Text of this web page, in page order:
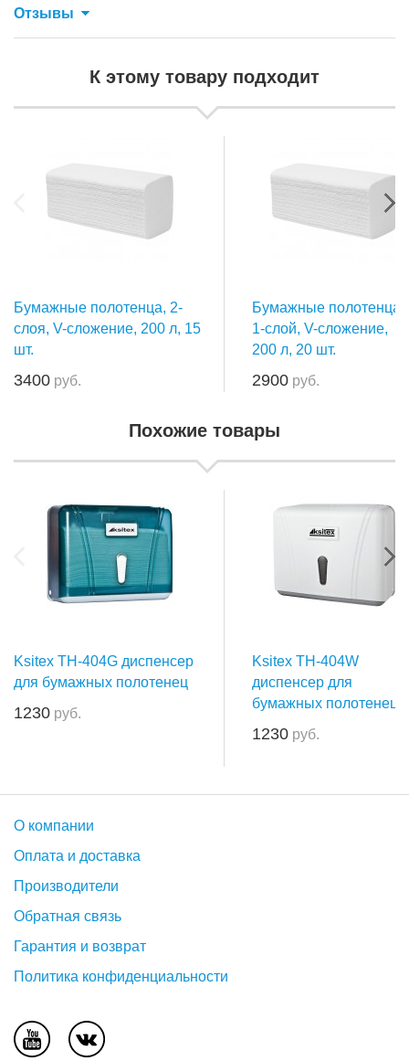
Отзывы
К этому товару подходит
Бумажные полотенца, 2-
слоя, V-сложение, 200 л, 15
шт.
3400 руб.
Бумажные полотенца,
1-слой, V-сложение,
200 л, 20 шт.
2900 руб.
Похожие товары
Ksitex TH-404G диспенсер
для бумажных полотенец
1230 руб.
Ksitex TH-404W
диспенсер для
бумажных полотенец
1230 руб.
О компании
Оплата и доставка
Производители
Обратная связь
Гарантия и возврат
Политика конфиденциальности